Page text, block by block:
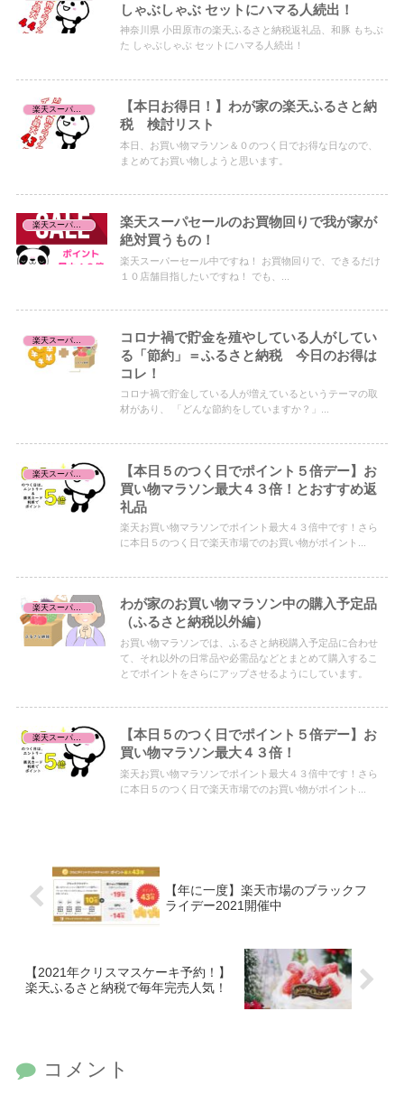
しゃぶしゃぶ セットにハマる人続出！
神奈川県 小田原市の楽天ふるさと納税返礼品、和豚 もちぶ
た しゃぶしゃぶ セットにハマる人続出！
楽天スーパーセール/お買い物マラソン/お買得品
【本日お得日！】わが家の楽天ふるさと納
税 検討リスト
本日、お買い物マラソン＆０のつく日でお得な日なので、
まとめてお買い物しようと思います。
楽天スーパーセール/お買い物マラソン/お買得品
楽天スーパセールのお買物回りで我が家が
絶対買うもの！
楽天スーパーセール中ですね！ お買物回りで、できるだけ
１０店舗目指したいですね！ でも、...
楽天スーパーセール/お買い物マラソン/お買得品
コロナ禍で貯金を殖やしている人がしてい
る「節約」＝ふるさと納税 今日のお得は
コレ！
コロナ禍で貯金している人が増えているというテーマの取
材があり、 「どんな節約をしていますか？」...
【本日５のつく日でポイント５倍デー】お
買い物マラソン最大４３倍！とおすすめ返
礼品
楽天お買い物マラソンでポイント最大４３倍中です！さら
に本日５のつく日で楽天市場でのお買い物がポイント...
わが家のお買い物マラソン中の購入予定品
（ふるさと納税以外編）
お買い物マラソンでは、ふるさと納税購入予定品に合わせ
て、それ以外の日常品や必需品などとまとめて購入するこ
とでポイントをさらにアップさせるようにしています。
楽天スーパーセール/お買い物マラソン/お買得品
【本日５のつく日でポイント５倍デー】お
買い物マラソン最大４３倍！
楽天お買い物マラソンでポイント最大４３倍中です！さら
に本日５のつく日で楽天市場でのお買い物がポイント...
【年に一度】楽天市場のブラックフ
ライデー2021開催中
【2021年クリスマスケーキ予約！】
楽天ふるさと納税で毎年完売人気！
コメント